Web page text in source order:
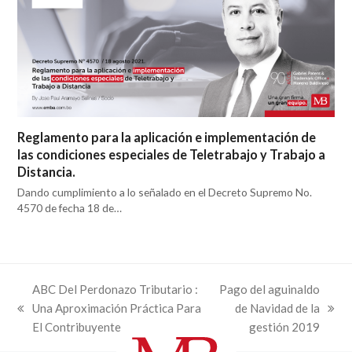
Reglamento para la aplicación e implementación de
las condiciones especiales de Teletrabajo y Trabajo a
Distancia.
Dando cumplimiento a lo señalado en el Decreto Supremo No.
4570 de fecha 18 de…
previous
post:
ABC Del Perdonazo Tributario :
Una Aproximación Práctica Para
El Contribuyente
next
Pago del aguinaldo
de Navidad de la
gestión 2019